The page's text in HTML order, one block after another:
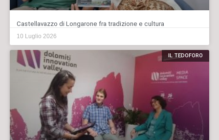
Castellavazzo di Longarone fra tradizione e cultura
10 Luglio 2026
IL TEDOFORO